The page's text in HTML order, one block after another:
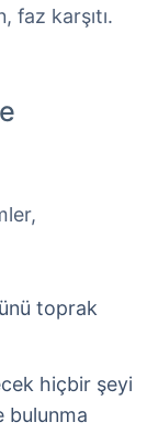
faz karşıtı.
toprak
hiçbir şeyi
bulunma